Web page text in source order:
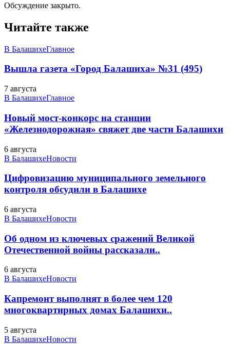
Обсуждение закрыто.
Читайте также
В БалашихеГлавное
Вышла газета «Город Балашиха» №31 (495)
7 августа
В БалашихеГлавное
Новый мост-конкорс на станции
«Железнодорожная» свяжет две части Балашихи
6 августа
В БалашихеНовости
Цифровизацию муниципального земельного
контроля обсудили в Балашихе
6 августа
В БалашихеНовости
Об одном из ключевых сражений Великой
Отечественной войны рассказали..
6 августа
В БалашихеНовости
Капремонт выполнят в более чем 120
многоквартирных домах Балашихи..
5 августа
В БалашихеНовости